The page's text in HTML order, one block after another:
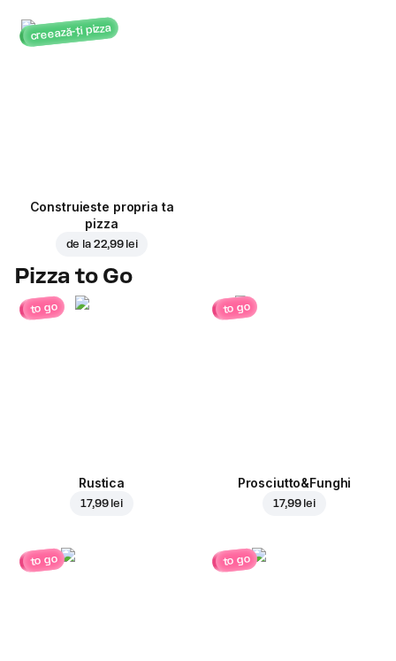
creează-ți pizza
Construieste propria ta
pizza
de la 22,99 lei
Pizza to Go
to go
Rustica
17,99 lei
to go
Prosciutto&Funghi
17,99 lei
to go to go